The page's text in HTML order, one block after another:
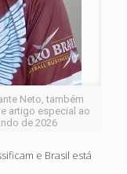
Neto, também
artigo especial ao
de 2026
e Brasil está